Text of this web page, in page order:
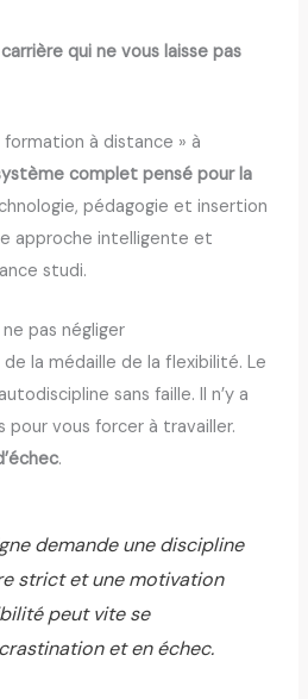
qui ne vous laisse pas
formation à distance » à
complet pensé pour la
pédagogie et insertion
approche intelligente et
studi.
pas négliger
la médaille de la flexibilité. Le
sans faille. Il n’y a
pour vous forcer à travailler.
.
demande une discipline
strict et une motivation
peut vite se
et en échec.